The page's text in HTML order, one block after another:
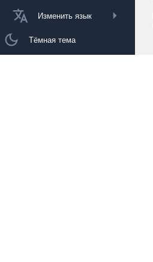
Изменить язык
Тёмная тема